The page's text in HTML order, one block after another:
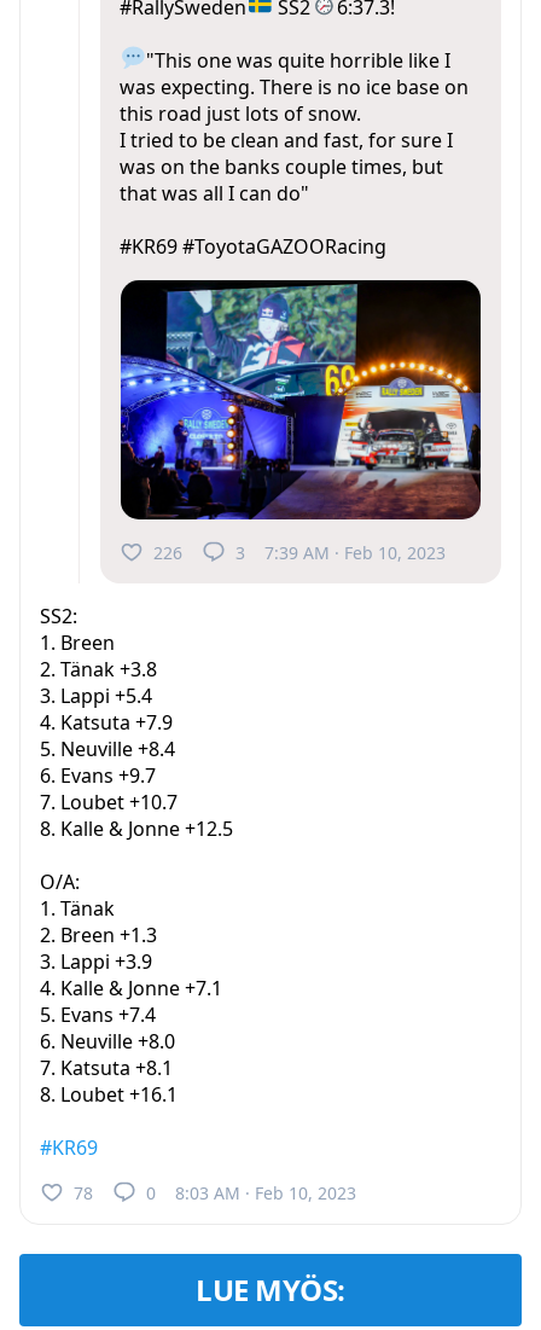
#RallySweden SS2 6:37.3!
"This one was quite horrible like I
was expecting. There is no ice base on
this road just lots of snow.
I tried to be clean and fast, for sure I
was on the banks couple times, but
that was all I can do"
#KR69 #ToyotaGAZOORacing
226 3 7:39 AM · Feb 10, 2023
SS2:
1. Breen
2. Tänak +3.8
3. Lappi +5.4
4. Katsuta +7.9
5. Neuville +8.4
6. Evans +9.7
7. Loubet +10.7
8. Kalle & Jonne +12.5
O/A:
1. Tänak
2. Breen +1.3
3. Lappi +3.9
4. Kalle & Jonne +7.1
5. Evans +7.4
6. Neuville +8.0
7. Katsuta +8.1
8. Loubet +16.1
#KR69
78 0 8:03 AM · Feb 10, 2023
LUE MYÖS: